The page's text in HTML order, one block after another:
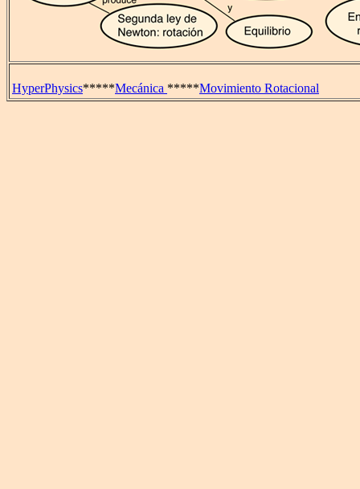
HyperPhysics*****Mecánica *****Movimiento Rotacional